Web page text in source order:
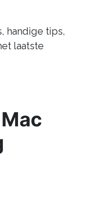
handige tips,
laatste